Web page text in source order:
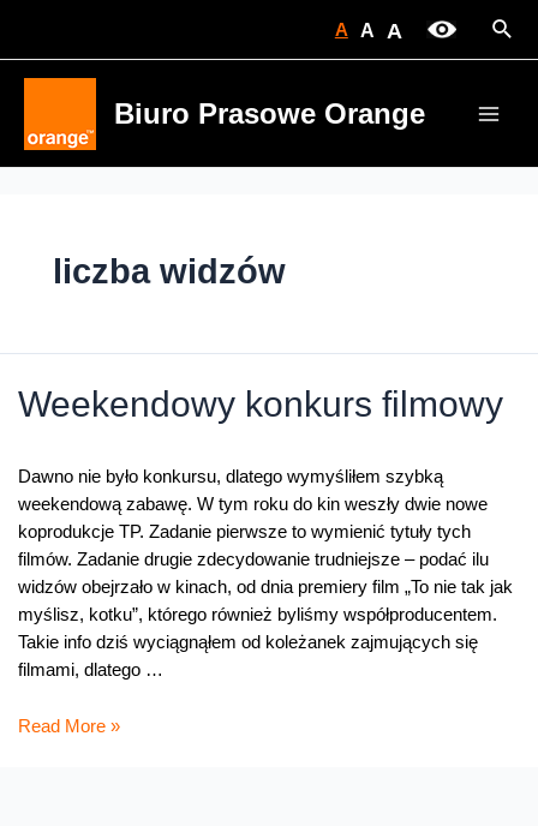
A A A
Biuro Prasowe Orange
liczba widzów
Weekendowy konkurs filmowy
Dawno nie było konkursu, dlatego wymyśliłem szybką
weekendową zabawę. W tym roku do kin weszły dwie nowe
koprodukcje TP. Zadanie pierwsze to wymienić tytuły tych
filmów. Zadanie drugie zdecydowanie trudniejsze – podać ilu
widzów obejrzało w kinach, od dnia premiery film „To nie tak jak
myślisz, kotku”, którego również byliśmy współproducentem.
Takie info dziś wyciągnąłem od koleżanek zajmujących się
filmami, dlatego …
Weekendowy
Read More »